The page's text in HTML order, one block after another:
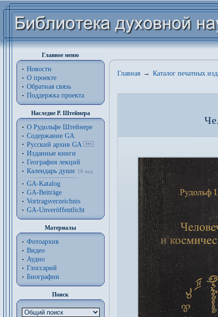
Главное меню
Новости
О проекте
Обратная связь
Поддержка проекта
Наследие Р. Штейнера
О Рудольфе Штейнере
Содержание GA
Русский архив GA
Изданные книги
География лекций
Календарь души
18 нед.
GA-Katalog
GA-Beiträge
Vortragsverzeichnis
GA-Unveröffentlicht
Материалы
Фотоархив
Видео
Аудио
Глоссарий
Биографии
Поиск
Главная → Каталог печатных